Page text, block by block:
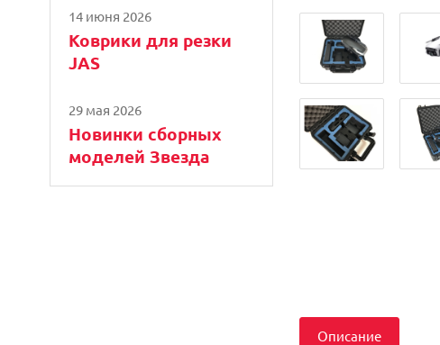
14 июня 2026
Коврики для резки
JAS
29 мая 2026
Новинки сборных
моделей Звезда
Описание